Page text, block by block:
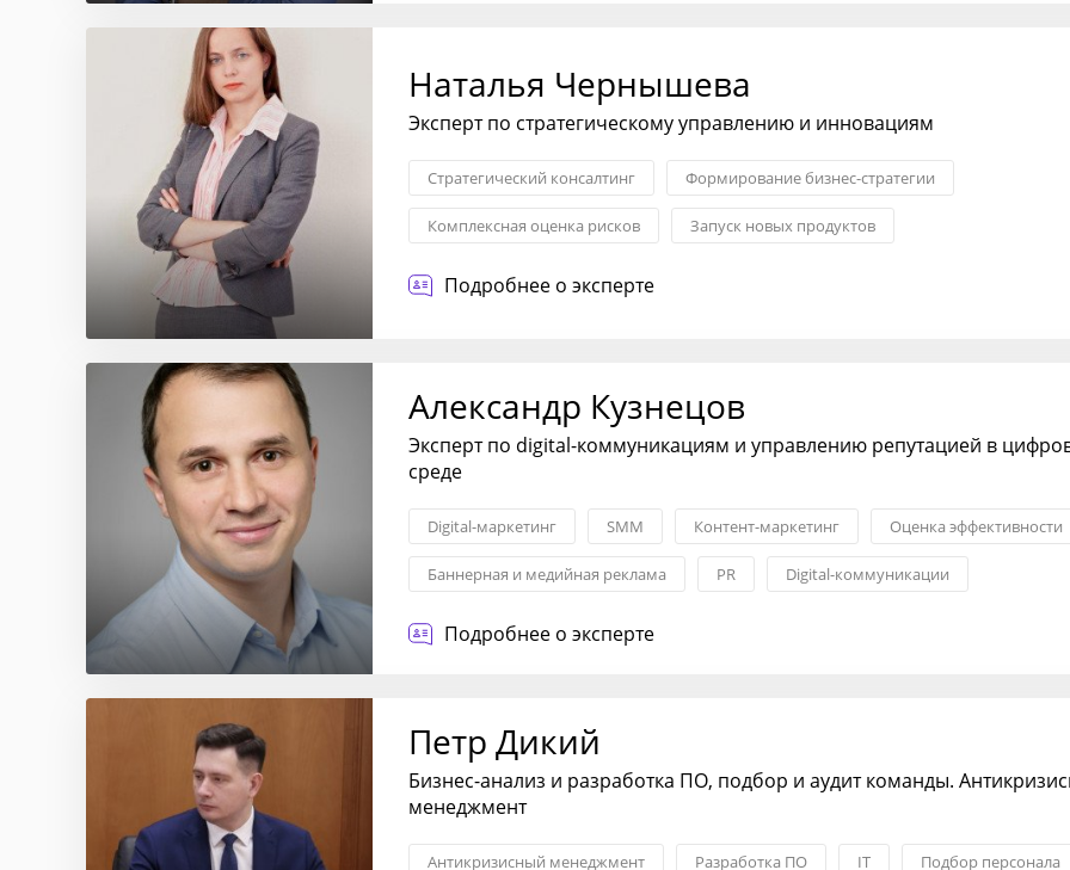
Наталья Чернышева
Эксперт по стратегическому управлению и инновациям
Стратегический консалтинг Формирование бизнес-стратегии
Комплексная оценка рисков Запуск новых продуктов
Взаимоотношения с партнерами
Подробнее о эксперте
Александр Кузнецов
Эксперт по digital-коммуникациям и управлению репутацией в
среде
Digital-маркетинг SMM Контент-маркетинг Оценка эффективности
Баннерная и медийная реклама PR Digital-коммуникации
Подробнее о эксперте
Петр Дикий
Бизнес-анализ и разработка ПО, подбор и аудит команды.
менеджмент
Антикризисный менеджмент Разработка ПО IT Подбор персонала